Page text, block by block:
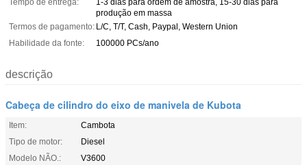
Tempo de entrega:
1-3 dias para ordem de amostra, 15-30 dias para
produção em massa
Termos de pagamento: L/C, T/T, Cash, Paypal, Western Union
Habilidade da fonte:
100000 PCs/ano
descrição
Cabeça de cilindro do eixo de manivela de Kubota
Item:
Cambota
Tipo de motor:
Diesel
Modelo NÃO.:
V3600